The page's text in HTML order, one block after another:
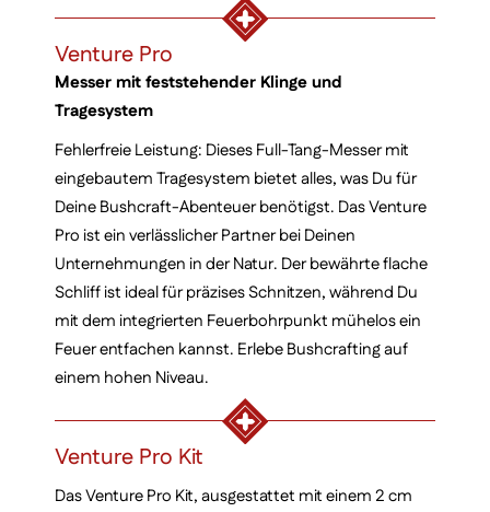
Venture Pro
Messer mit feststehender Klinge und
Tragesystem
Fehlerfreie Leistung: Dieses Full-Tang-Messer mit
eingebautem Tragesystem bietet alles, was Du für
Deine Bushcraft-Abenteuer benötigst. Das Venture
Pro ist ein verlässlicher Partner bei Deinen
Unternehmungen in der Natur. Der bewährte flache
Schliff ist ideal für präzises Schnitzen, während Du
mit dem integrierten Feuerbohrpunkt mühelos ein
Feuer entfachen kannst. Erlebe Bushcrafting auf
einem hohen Niveau.
Venture Pro Kit
Das Venture Pro Kit, ausgestattet mit einem 2 cm